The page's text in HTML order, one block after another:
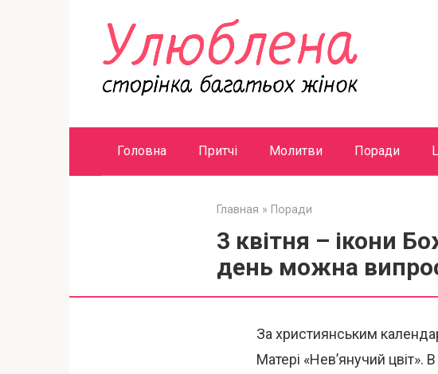
Головна Притчі Молитви Поради
Главная » Поради
3 квітня – ікони
день можна
За християнським
Матері «Нев’янучий цвіт».